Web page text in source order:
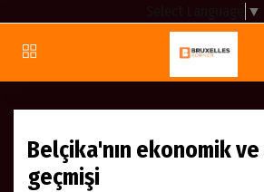
▼
Belçika'nın ekonomik
geçmişi